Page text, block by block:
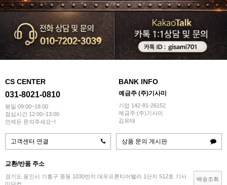
CS CENTER
031-8021-0810
평일 09:00~18:00
점심시간 12:00~13:00
언제든 문의주세요~!
BANK INFO
예금주 (주)기사미
기업 142-81-26152
예금주:(주)기사미
김유태
고객센터 연결 상품 문의 게시판
교환/반품 주소
경기도 용인시 기흥구 중동 1030번지 대우프론티어밸리 1단지 512호 기사
배송조회